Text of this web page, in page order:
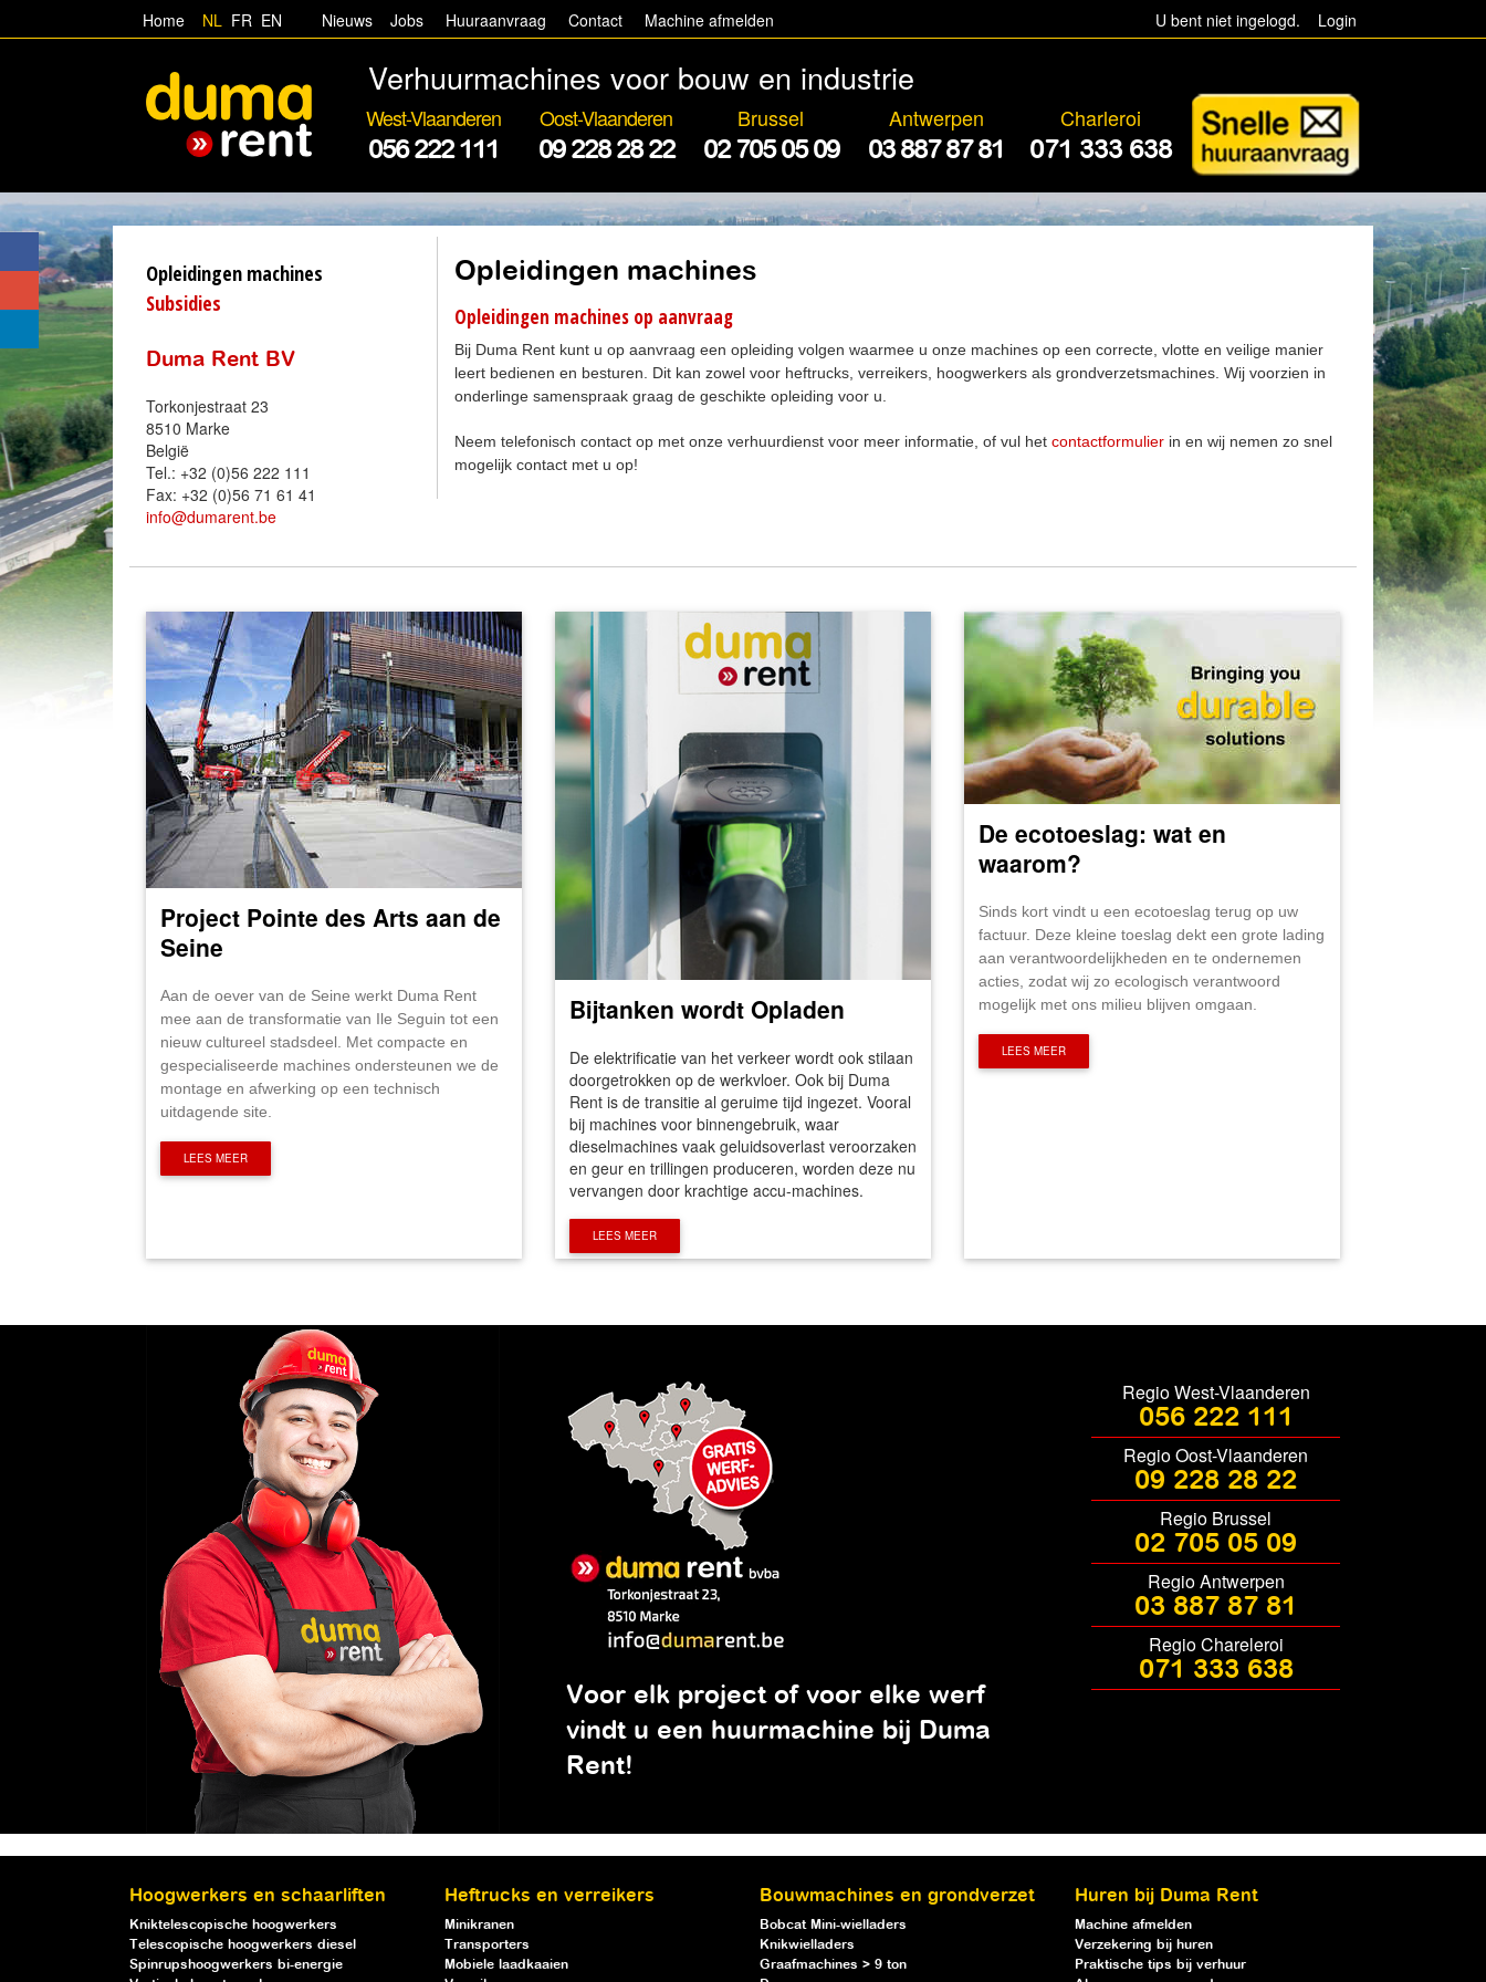
Home NL FR EN Nieuws Jobs Huuraanvraag Contact Machine afmelden U bent niet ingelogd. Login
Verhuurmachines voor bouw en industrie
West-Vlaanderen
056 222 111
Oost-Vlaanderen
09 228 28 22
Brussel
02 705 05 09
Antwerpen
03 887 87 81
Charleroi
071 333 638
Opleidingen machines
Subsidies
Duma Rent BV
Torkonjestraat 23
8510 Marke
België
Tel.: +32 (0)56 222 111
Fax: +32 (0)56 71 61 41
info@dumarent.be
Opleidingen machines
Opleidingen machines op aanvraag
Bij Duma Rent kunt u op aanvraag een opleiding volgen waarmee u onze machines op een correcte, vlotte en veilige manier
leert bedienen en besturen. Dit kan zowel voor heftrucks, verreikers, hoogwerkers als grondverzetsmachines. Wij voorzien in
onderlinge samenspraak graag de geschikte opleiding voor u.
Neem telefonisch contact op met onze verhuurdienst voor meer informatie, of vul het contactformulierin en wij nemen zo snel
mogelijk contact met u op!
Project Pointe des Arts aan de
Seine
Aan de oever van de Seine werkt Duma Rent
mee aan de transformatie van Ile Seguin tot een
nieuw cultureel stadsdeel. Met compacte en
gespecialiseerde machines ondersteunen we de
montage en afwerking op een technisch
uitdagende site.
LEES MEER
Bijtanken wordt Opladen
De elektrificatie van het verkeer wordt ook stilaan
doorgetrokken op de werkvloer. Ook bij Duma
Rent is de transitie al geruime tijd ingezet. Vooral
bij machines voor binnengebruik, waar
dieselmachines vaak geluidsoverlast veroorzaken
en geur en trillingen produceren, worden deze nu
vervangen door krachtige accu-machines.
LEES MEER
De ecotoeslag: wat en
waarom?
Sinds kort vindt u een ecotoeslag terug op uw
factuur. Deze kleine toeslag dekt een grote lading
aan verantwoordelijkheden en te ondernemen
acties, zodat wij zo ecologisch verantwoord
mogelijk met ons milieu blijven omgaan.
LEES MEER
Voor elk project of voor elke werf
vindt u een huurmachine bij Duma
Rent!
Regio West-Vlaanderen
056 222 111
Regio Oost-Vlaanderen
09 228 28 22
Regio Brussel
02 705 05 09
Regio Antwerpen
03 887 87 81
Regio Chareleroi
071 333 638
Hoogwerkers en schaarliften
Kniktelescopische hoogwerkers
Telescopische hoogwerkers diesel
Spinrupshoogwerkers bi-energie
Heftrucks en verreikers
Minikranen
Transporters
Mobiele laadkaaien
Bouwmachines en grondverzet
Bobcat Mini-wielladers
Knikwielladers
Graafmachines > 9 ton
Huren bij Duma Rent
Machine afmelden
Verzekering bij huren
Praktische tips bij verhuur